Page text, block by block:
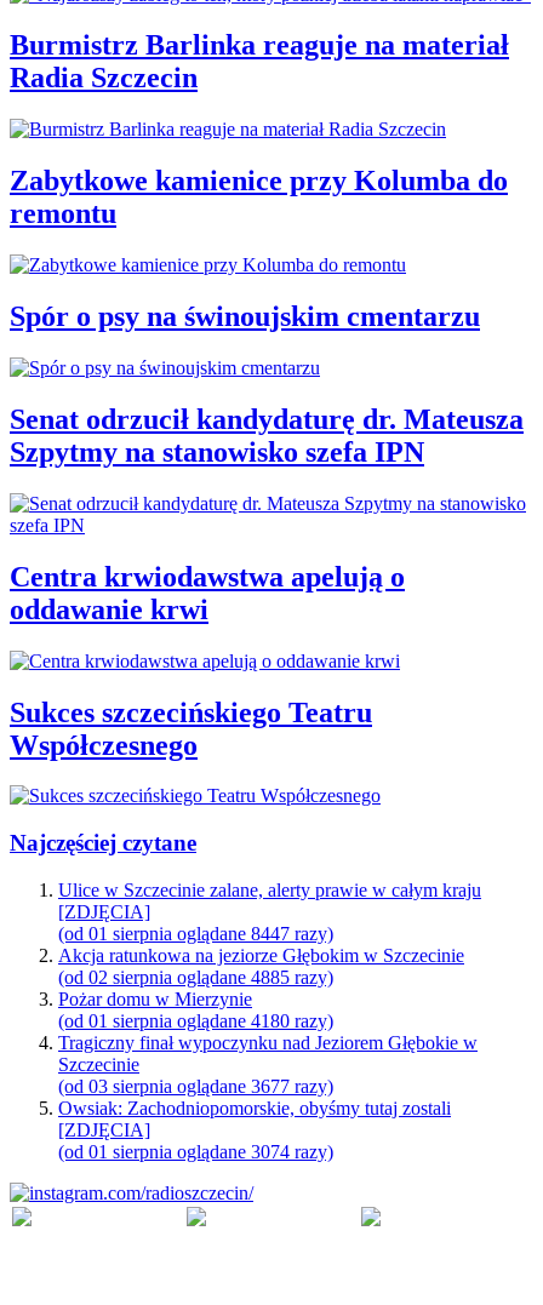
Burmistrz Barlinka reaguje na materiał
Radia Szczecin
Zabytkowe kamienice przy Kolumba do
remontu
Spór o psy na świnoujskim cmentarzu
Senat odrzucił kandydaturę dr. Mateusza
Szpytmy na stanowisko szefa IPN
Centra krwiodawstwa apelują o
oddawanie krwi
Sukces szczecińskiego Teatru
Współczesnego
Najczęściej czytane
Ulice w Szczecinie zalane, alerty prawie w całym kraju
[ZDJĘCIA]
(od 01 sierpnia oglądane 8447 razy)
Akcja ratunkowa na jeziorze Głębokim w Szczecinie
(od 02 sierpnia oglądane 4885 razy)
Pożar domu w Mierzynie
(od 01 sierpnia oglądane 4180 razy)
Tragiczny finał wypoczynku nad Jeziorem Głębokie w
Szczecinie
(od 03 sierpnia oglądane 3677 razy)
Owsiak: Zachodniopomorskie, obyśmy tutaj zostali
[ZDJĘCIA]
(od 01 sierpnia oglądane 3074 razy)